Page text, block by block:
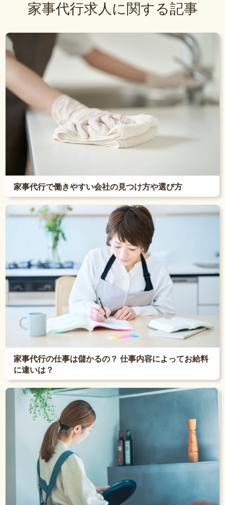
家事代行求人に関する記事
家事代行で働きやすい会社の見つけ方や選び方
家事代行の仕事は儲かるの？ 仕事内容によってお給料
に違いは？